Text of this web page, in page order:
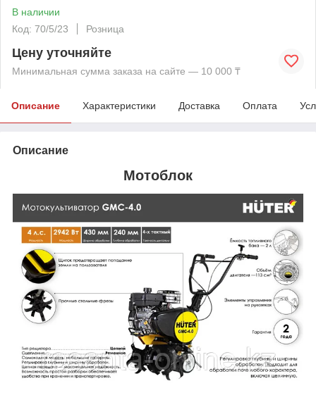
В наличии
Код: 70/5/23
Розница
Цену уточняйте
Минимальная сумма заказа на сайте — 10 000 ₸
Описание Характеристики Доставка Оплата
Описание
Мотоблок